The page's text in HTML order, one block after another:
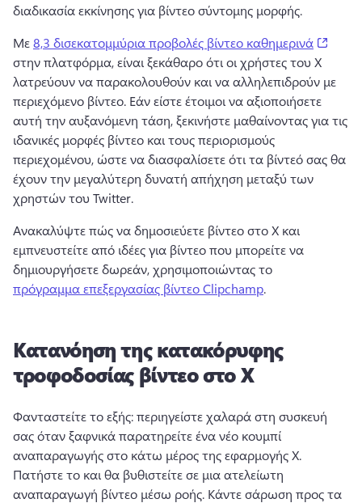
διαδικασία εκκίνησης για βίντεο σύντομης μορφής.
Με 8,3 δισεκατομμύρια προβολές βίντεο καθημερινά
στην πλατφόρμα, είναι ξεκάθαρο ότι οι χρήστες του X
λατρεύουν να παρακολουθούν και να αλληλεπιδρούν με
περιεχόμενο βίντεο. Εάν είστε έτοιμοι να αξιοποιήσετε
αυτή την αυξανόμενη τάση, ξεκινήστε μαθαίνοντας για τις
ιδανικές μορφές βίντεο και τους περιορισμούς
περιεχομένου, ώστε να διασφαλίσετε ότι τα βίντεό σας θα
έχουν την μεγαλύτερη δυνατή απήχηση μεταξύ των
χρηστών του Twitter.
Ανακαλύψτε πώς να δημοσιεύετε βίντεο στο X και
εμπνευστείτε από ιδέες για βίντεο που μπορείτε να
δημιουργήσετε δωρεάν, χρησιμοποιώντας το
πρόγραμμα επεξεργασίας βίντεο Clipchamp.
Κατανόηση της κατακόρυφης
τροφοδοσίας βίντεο στο X
Φανταστείτε το εξής: περιηγείστε χαλαρά στη συσκευή
σας όταν ξαφνικά παρατηρείτε ένα νέο κουμπί
Πατήστε το και θα βυθιστείτε σε μια ατελείωτη
αναπαραγωγή βίντεο μέσω ροής. Κάντε σάρωση προς τα